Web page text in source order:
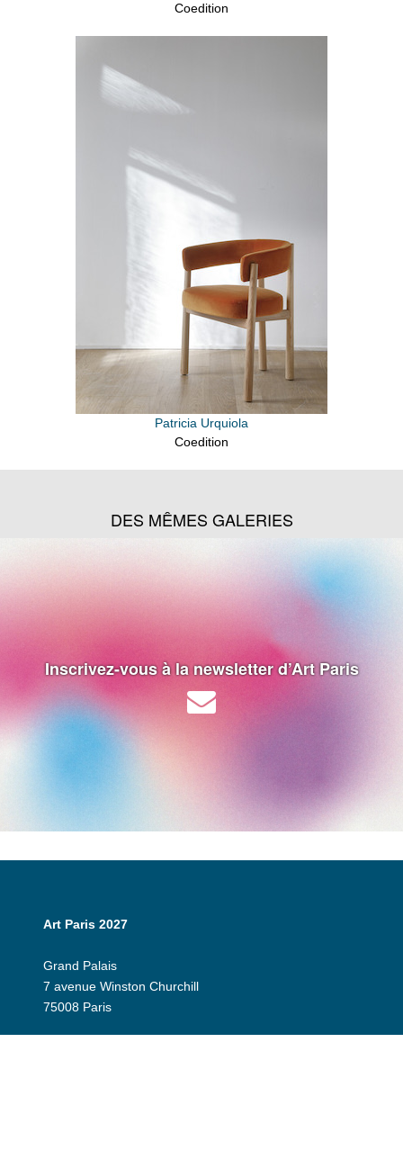
Coedition
Patricia Urquiola
Coedition
DES MÊMES GALERIES
Inscrivez-vous à la newsletter d’Art Paris
Art Paris 2027
Grand Palais
7 avenue Winston Churchill
75008 Paris